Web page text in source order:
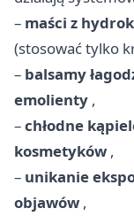
– maści z
(stosować tylko
– balsamy
emolienty ,
–chłodne
kosmetyków ,
– unikanie
objawów ,